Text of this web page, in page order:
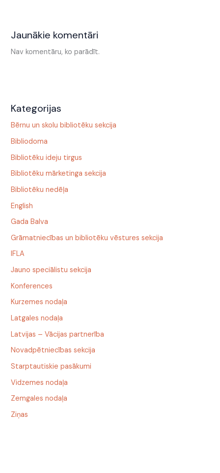
Jaunākie komentāri
Nav komentāru, ko parādīt.
Kategorijas
Bērnu un skolu bibliotēku sekcija
Bibliodoma
Bibliotēku ideju tirgus
Bibliotēku mārketinga sekcija
Bibliotēku nedēļa
English
Gada Balva
Grāmatniecības un bibliotēku vēstures sekcija
IFLA
Jauno speciālistu sekcija
Konferences
Kurzemes nodaļa
Latgales nodaļa
Latvijas – Vācijas partnerība
Novadpētniecības sekcija
Starptautiskie pasākumi
Vidzemes nodaļa
Zemgales nodaļa
Ziņas